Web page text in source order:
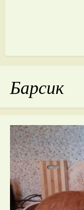
Барсик